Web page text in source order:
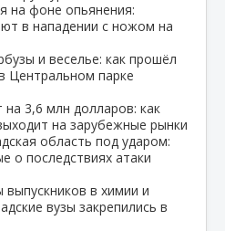
на фоне опьянения:
в нападении с ножом на
и веселье: как прошёл
Центральном парке
на 3,6 млн долларов: как
на зарубежные рынки
область под ударом:
о последствиях атаки
выпускников в химии и
вузы закрепились в